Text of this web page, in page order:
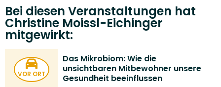
Bei diesen Veranstaltungen hat
Christine Moissl-Eichinger
mitgewirkt:
VOR ORT
Das Mikrobiom: Wie die
unsichtbaren Mitbewohner unsere
Gesundheit beeinflussen